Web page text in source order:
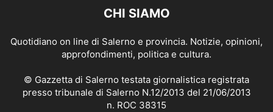
CHI SIAMO
Quotidiano on line di Salerno e provincia. Notizie, opinioni,
approfondimenti, politica e cultura.
© Gazzetta di Salerno testata giornalistica registrata
presso tribunale di Salerno N.12/2013 del 21/06/2013
n. ROC 38315